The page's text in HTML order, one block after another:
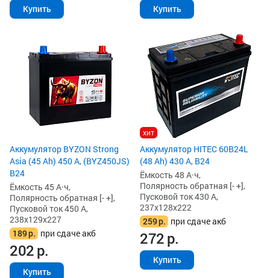
Купить Купить
Аккумулятор BYZON Strong
Asia (45 Ah) 450 А, (BYZ450JS)
B24
Ёмкость 45 А·ч,
Полярность обратная [- +],
Пусковой ток 450 А,
238x129x227
189р. при сдаче акб
202р.
Купить
хит
Аккумулятор HITEC 60B24L
(48 Ah) 430 А, B24
Ёмкость 48 А·ч,
Полярность обратная [- +],
Пусковой ток 430 А,
237x128x222
259р. при сдаче акб
272р.
Купить